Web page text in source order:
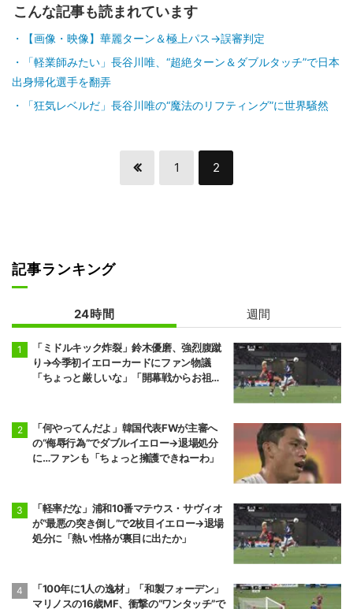
こんな記事も読まれています
【画像・映像】華麗ターン＆極上パス→誤審判定
「軽業師みたい」長谷川唯、“超絶ターン＆ダブルタッチ”で日本
出身帰化選手を翻弄
「狂気レベルだ」長谷川唯の“魔法のリフティング”に世界騒然
1 2
記事ランキング
24時間 週間
「ミドルキック炸裂」鈴木優磨、強烈腹蹴
り→今季初イエローカードにファン物議
「ちょっと厳しいな」「開幕戦からお祖母
「何やってんだよ」韓国代表FWが主審へ
の“侮辱行為”でダブルイエロー→退場処分
に…ファンも「ちょっと擁護できねーわ」
「軽率だな」浦和10番マテウス・サヴィオ
が“最悪の突き倒し”で2枚目イエロー→退場
処分に「熱い性格が裏目に出たか」
「100年に1人の逸材」「和製フォーデン」
マリノスの16歳MF、衝撃の“ワンタッチ”で